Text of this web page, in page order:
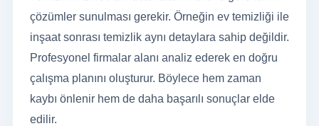
çözümler sunulması gerekir. Örneğin ev temizliği ile
inşaat sonrası temizlik aynı detaylara sahip değildir.
Profesyonel firmalar alanı analiz ederek en doğru
çalışma planını oluşturur. Böylece hem zaman
kaybı önlenir hem de daha başarılı sonuçlar elde
edilir.